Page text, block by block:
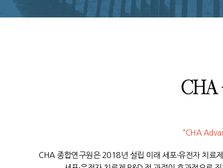
“CHA
CHA 종합연구원은 2018년 설립 이래 세포·유전자 치료